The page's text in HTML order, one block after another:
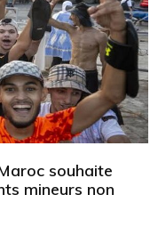
souhaite
mineurs non